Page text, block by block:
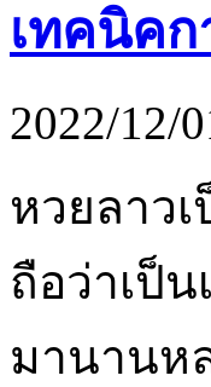
เทคนิคก
2022/12/
หวยลาว
ถือว่าเป็
มานานห